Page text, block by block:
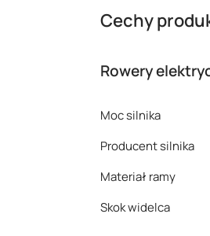
Cechy
Rowery
Moc silnika
Producent silnika
Materiał ramy
Skok widelca